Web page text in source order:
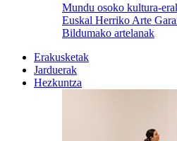
Mundu osoko kultura-
Euskal Herriko Arte
Bildumako artelanak
Erakusketak
Jarduerak
Hezkuntza